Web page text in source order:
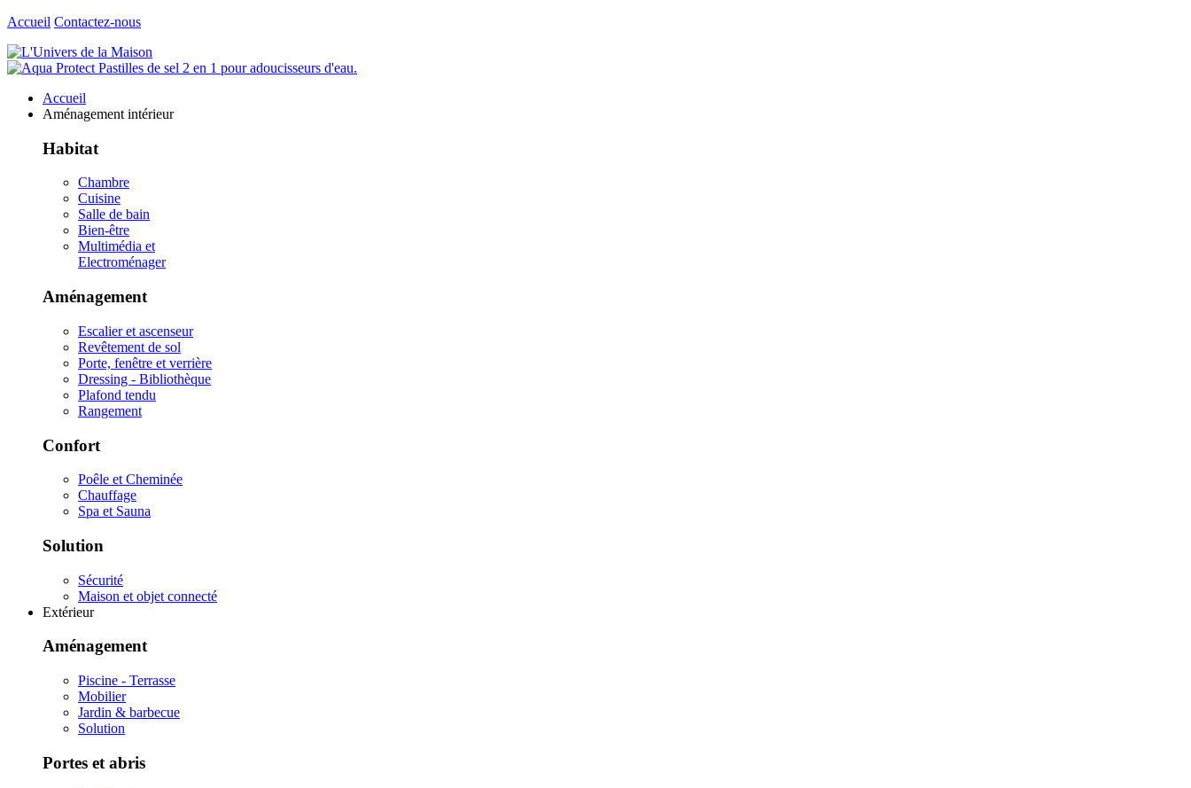
Accueil Contactez-nous
Accueil
Aménagement intérieur
Habitat
Chambre
Cuisine
Salle de bain
Bien-être
Multimédia et
Electroménager
Aménagement
Escalier et ascenseur
Revêtement de sol
Porte, fenêtre et verrière
Dressing - Bibliothèque
Plafond tendu
Rangement
Confort
Poêle et Cheminée
Chauffage
Spa et Sauna
Solution
Sécurité
Maison et objet connecté
Extérieur
Aménagement
Piscine - Terrasse
Mobilier
Jardin & barbecue
Solution
Portes et abris